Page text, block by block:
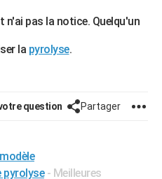
pas la notice. Quelqu'un
la pyrolyse.
question Partager
pyrolyse - Meilleures